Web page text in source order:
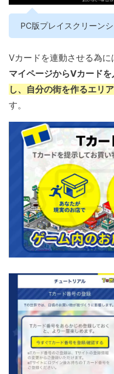
PC版プレイスクリーン
Vカードを連動させる為に
マイページからVカードを
し、自分の街を作るエリ
す。